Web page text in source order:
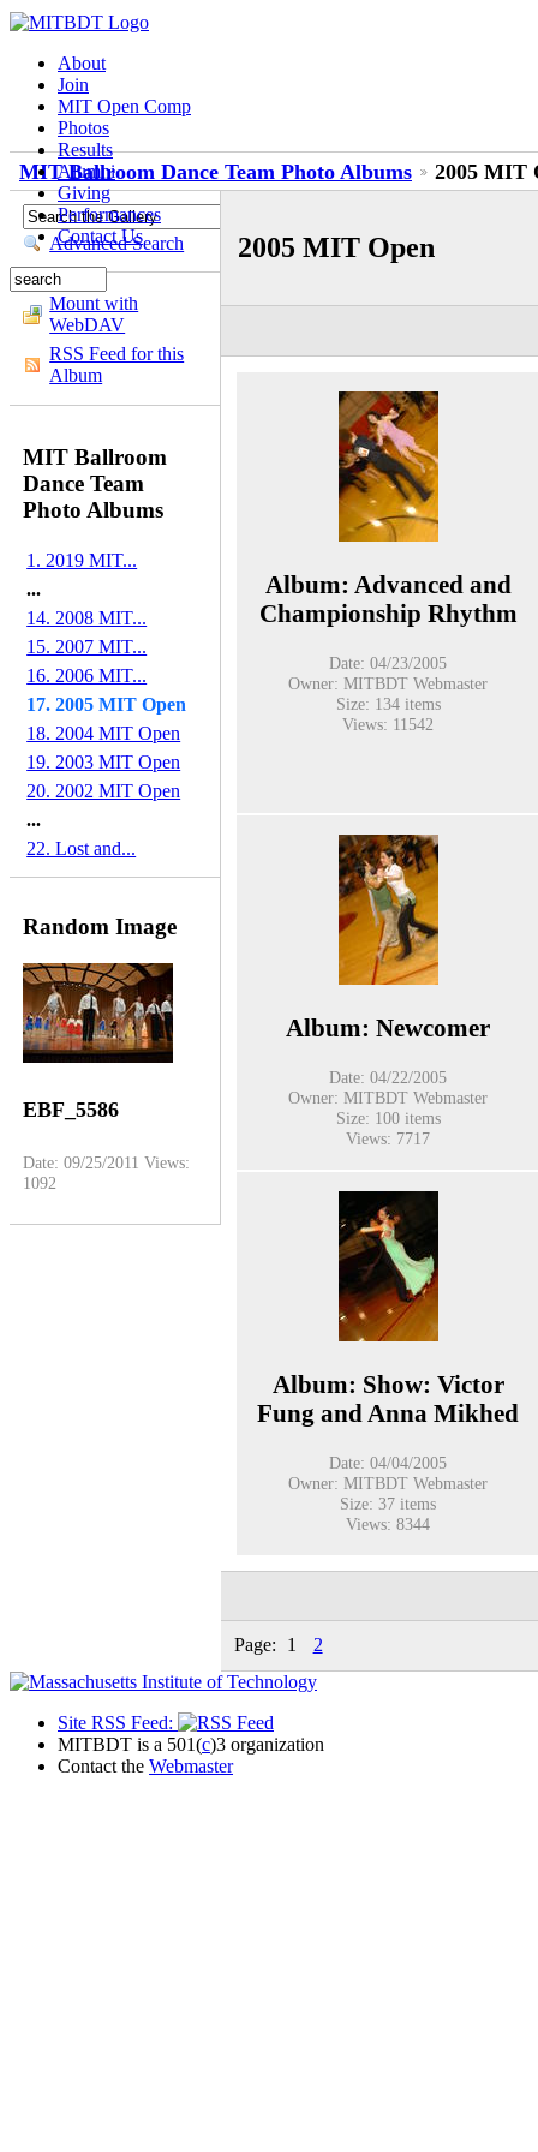
About
Join
MIT Open Comp
Photos
Results
Alumni
Giving
Performances
Contact Us
MIT Ballroom Dance Team Photo Albums 2005 MIT
Advanced Search
Mount with
WebDAV
RSS Feed for this
Album
MIT Ballroom
Dance Team
Photo Albums
1. 2019 MIT...
...
14. 2008 MIT...
15. 2007 MIT...
16. 2006 MIT...
17. 2005 MIT Open
18. 2004 MIT Open
19. 2003 MIT Open
20. 2002 MIT Open
...
22. Lost and...
Random Image
EBF_5586
Date: 09/25/2011Views:
1092
2005 MIT Open
Album: Advanced and
Championship Rhythm
Date: 04/23/2005
Owner: MITBDT Webmaster
Size: 134 items
Views: 11542
Album: Newcomer
Date: 04/22/2005
Owner: MITBDT Webmaster
Size: 100 items
Views: 7717
Album: Show: Victor
Fung and Anna Mikhed
Date: 04/04/2005
Owner: MITBDT Webmaster
Size: 37 items
Views: 8344
Page: 1 2
Site RSS Feed:
MITBDT is a 501(c)3 organization
Contact the Webmaster